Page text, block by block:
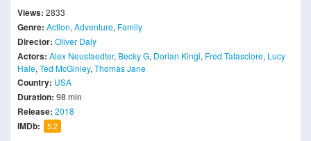
Views: 2833
Genre: Action, Adventure, Family
Director: Oliver Daly
Actors: Alex Neustaedter, Becky G, Dorian Kingi, Fred Tatasciore, Lucy
Hale, Ted McGinley, Thomas Jane
Country: USA
Duration: 98 min
Release: 2018
IMDb: 5.2